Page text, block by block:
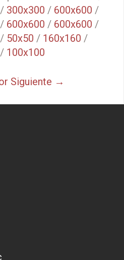
/ 300x300 / 600x600 /
/ 600x600 / 600x600 /
/ 50x50 / 160x160 /
/ 100x100
Siguiente →